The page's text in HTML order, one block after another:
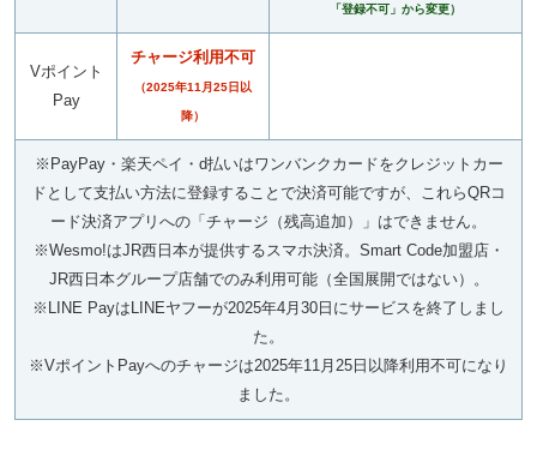
「登録不可」から変更）
Vポイント
Pay
チャージ利用不可
（2025年11月25日以
降）
※PayPay・楽天ペイ・d払いはワンバンクカードをクレジットカー
ドとして支払い方法に登録することで決済可能ですが、これらQRコ
ード決済アプリへの「チャージ（残高追加）」はできません。
※Wesmo!はJR西日本が提供するスマホ決済。Smart Code加盟店・
JR西日本グループ店舗でのみ利用可能（全国展開ではない）。
※LINE PayはLINEヤフーが2025年4月30日にサービスを終了しまし
た。
※VポイントPayへのチャージは2025年11月25日以降利用不可になり
ました。